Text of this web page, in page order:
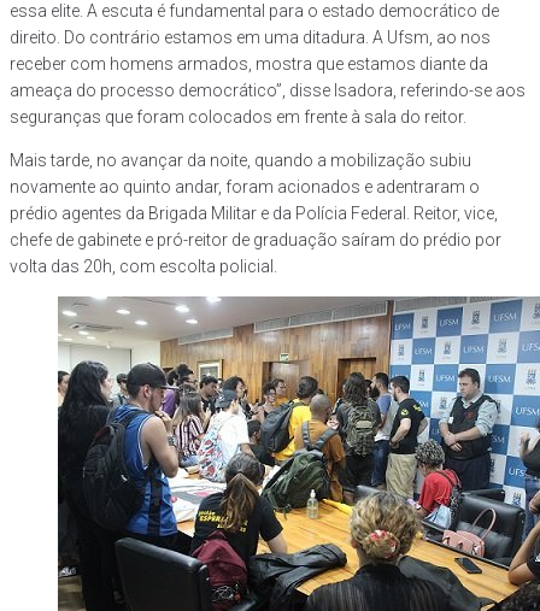
essa elite. A escuta é fundamental para o estado democrático de
direito. Do contrário estamos em uma ditadura. A Ufsm, ao nos
receber com homens armados, mostra que estamos diante da
ameaça do processo democrático”, disse Isadora, referindo-se aos
seguranças que foram colocados em frente à sala do reitor.
Mais tarde, no avançar da noite, quando a mobilização subiu
novamente ao quinto andar, foram acionados e adentraram o
prédio agentes da Brigada Militar e da Polícia Federal. Reitor, vice,
chefe de gabinete e pró-reitor de graduação saíram do prédio por
volta das 20h, com escolta policial.